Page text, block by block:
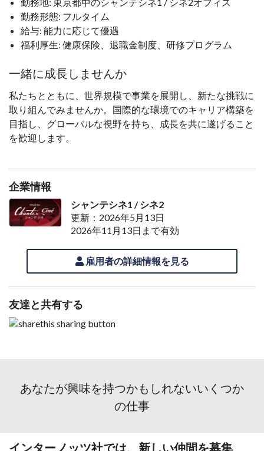
勤務形態: フルタイム
給与: 能力に応じて優遇
福利厚生: 健康保険、退職金制度、研修プログラム
一緒に成長しませんか
私たちとともに、世界規模で事業を展開し、新たな挑戦に
取り組んでみませんか。国際的な環境でのキャリア構築を
目指し、グローバルな視野を持ち、成長を共に遂げること
を歓迎します。
企業情報
シャンテシネ1 / シネ2
更新：2026年5月13日
2026年11月13日まで有効
雇用者の詳細情報を見る
友達と共有する
あなたが興味を持つかもしれないいくつか
の仕事